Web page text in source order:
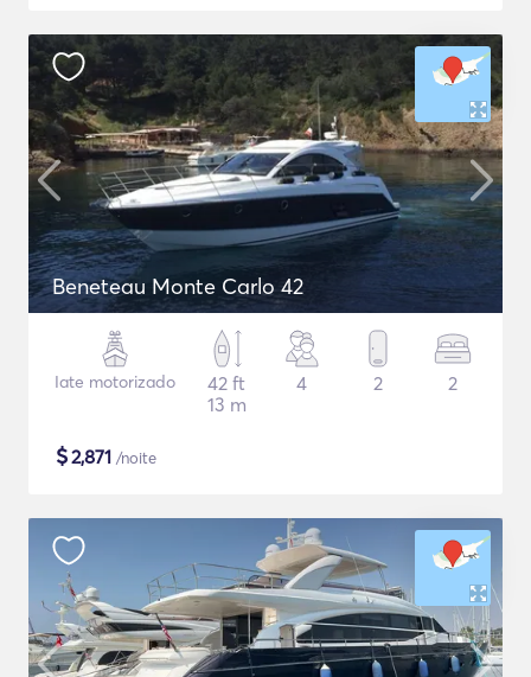
Beneteau Monte Carlo 42
Iate motorizado
42 ft
13 m
4 2 2
$2,871 /noite